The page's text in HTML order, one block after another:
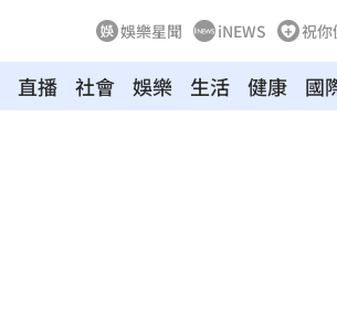
娛樂星聞 iNEWS 祝你
直播 社會 娛樂 生活 健康 國